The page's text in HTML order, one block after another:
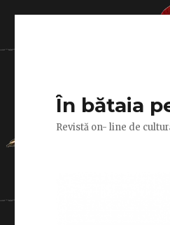
În bătaia
Revistă on- line de